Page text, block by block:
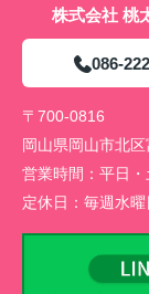
株式会社 桃
086-
〒700-0816
岡山県岡山市北
営業時間： 平日
定休日： 毎週水曜